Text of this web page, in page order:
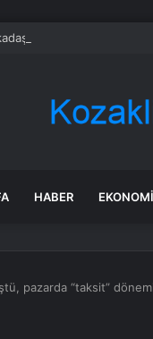
Ruh Sağlığını
HABER EKONOMI
pazarda “taksit”